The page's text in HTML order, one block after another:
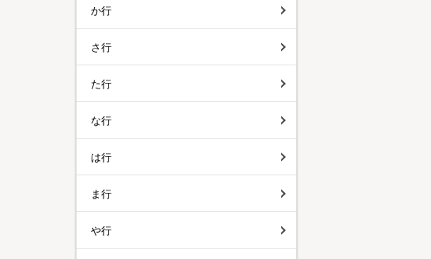
か行
さ行
た行
な行
は行
ま行
や行